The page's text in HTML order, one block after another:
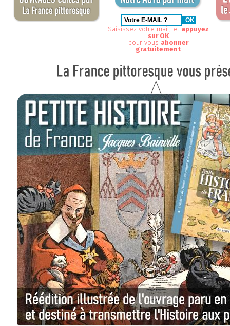
Saisissez votre mail, et appuyez
sur OK
pour vous abonner
gratuitement